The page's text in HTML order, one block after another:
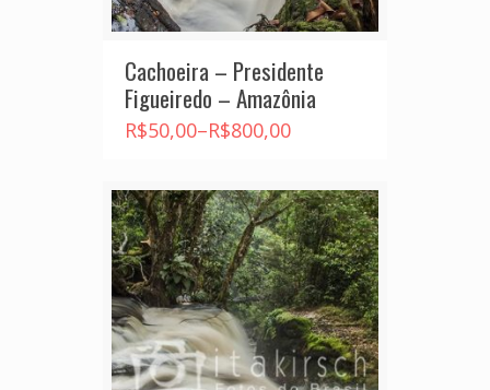
Cachoeira – Presidente
Figueiredo – Amazônia
R$50,00–R$800,00